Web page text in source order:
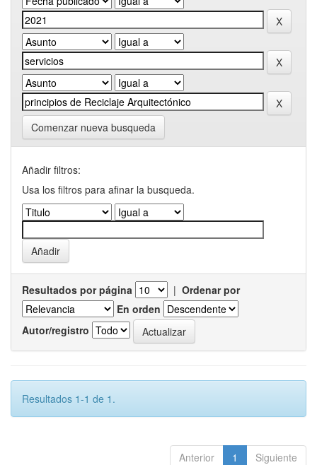
Comenzar nueva busqueda
Añadir filtros:
Usa los filtros para afinar la busqueda.
Resultados por página | Ordenar por
En orden
Autor/registro
Resultados 1-1 de 1.
Anterior 1 Siguiente